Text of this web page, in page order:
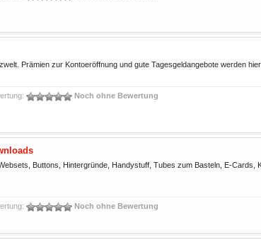
Prämien zur Kontoeröffnung und gute Tagesgeldangebote werden
Noch ohne Bewertung
Buttons, Hintergründe, Handystuff, Tubes zum Basteln, E-Cards,
Noch ohne Bewertung